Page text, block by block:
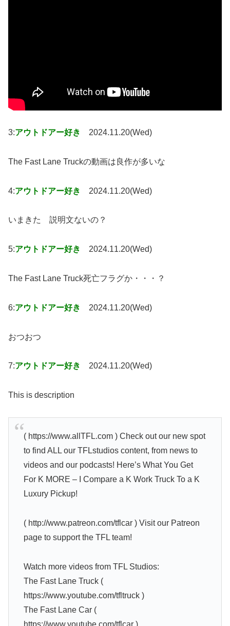
3:アウトドアー好き 2024.11.20(Wed)
The Fast Lane Truckの動画は良作が多いな
4:アウトドアー好き 2024.11.20(Wed)
いまきた 説明文ないの？
5:アウトドアー好き 2024.11.20(Wed)
The Fast Lane Truck死亡フラグか・・・？
6:アウトドアー好き 2024.11.20(Wed)
おつおつ
7:アウトドアー好き 2024.11.20(Wed)
This is description
( https://www.allTFL.com ) Check out our new spot
to find ALL our TFLstudios content, from news to
videos and our podcasts! Here’s What You Get
For K MORE – I Compare a K Work Truck To a K
Luxury Pickup!
( http://www.patreon.com/tflcar ) Visit our Patreon
page to support the TFL team!
Watch more videos from TFL Studios:
The Fast Lane Truck (
https://www.youtube.com/tfltruck )
The Fast Lane Car (
https://www.youtube.com/tflcar )